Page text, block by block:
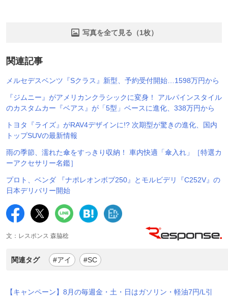
写真を全て見る（1枚）
関連記事
メルセデスベンツ『Sクラス』新型、予約受付開始…1598万円から
『ジムニー』がアメリカンクラシックに変身！ アルパインスタイル
のカスタムカー『ベアス』が「5型」ベースに進化、338万円から
トヨタ『ライズ』がRAV4デザインに!? 次期型が驚きの進化、国内
トップSUVの最新情報
雨の季節、濡れた傘をすっきり収納！ 車内快適「傘入れ」［特選カ
ーアクセサリー名鑑］
プロト、ベンダ 『ナポレオンボブ250』とモルビデリ『C252V』の
日本デリバリー開始
文：レスポンス 森脇稔
関連タグ #アイ #SC
【キャンペーン】8月の毎週金・土・日はガソリン・軽油7円/L引